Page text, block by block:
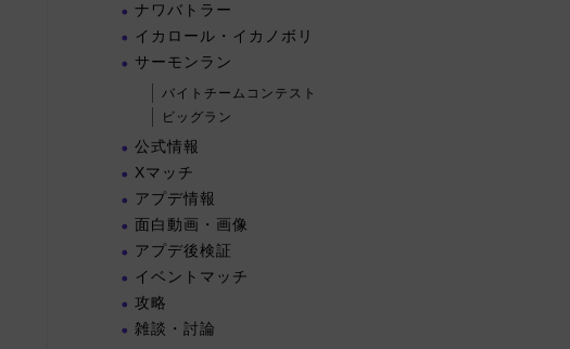
ナワバトラー
イカロール・イカノボリ
サーモンラン
バイトチームコンテスト
ビッグラン
公式情報
Xマッチ
アプデ情報
面白動画・画像
アプデ後検証
イベントマッチ
攻略
雑談・討論